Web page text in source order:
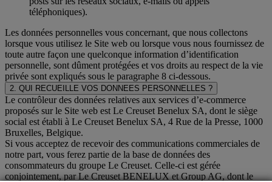
téléphoniques).
Les données personnelles vous concernant, que nous collectons
lorsque vous utilisez le Site web ou lorsque vous nous fournissez de
toute autre façon une quelconque information d’identification
personnelle, sont dûment protégées et vos droits au respect de la vie
privée sont expliqués sous le paragraphe 8 ci-dessous.
2. QUI RECUEILLE VOS DONNEES PERSONNELLES ?
Le contrôleur des données relatives aux services d’e-commerce
proposés sur le Site web est Le Creuset Benelux SA, dont le siège
social est établi à Le Creuset Benelux SA, 4 Rue de la Presse, 1000
Bruxelles, Belgique.
Si vous acceptez de recevoir des communications commerciales de
notre part, vous ferez partie de la base de données des
consommateurs du groupe Le Creuset. Celle-ci est gérée
conjointement, par Le Creuset BENELUX et Group AG, dont le